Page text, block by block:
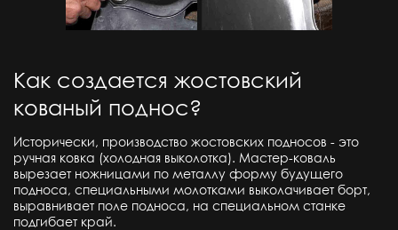
Как создается жостовский
кованый поднос?
Исторически, производство жостовских подносов - это
ручная ковка (холодная выколотка). Мастер-коваль
вырезает ножницами по металлу форму будущего
подноса, специальными молотками выколачивает борт,
выравнивает поле подноса, на специальном станке
подгибает край.